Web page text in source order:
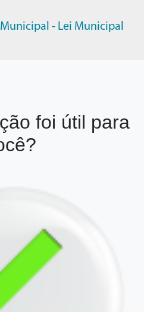
- Lei Municipal
foi útil para